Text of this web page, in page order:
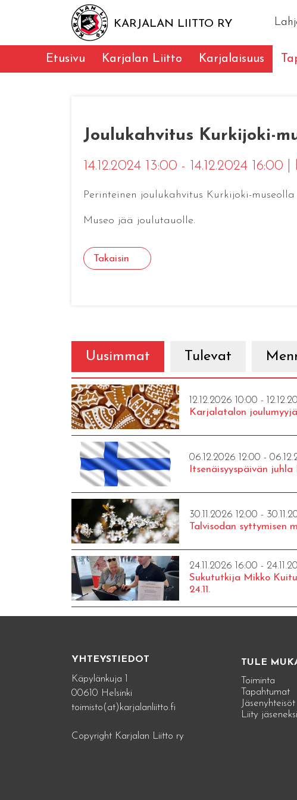
KARJALAN LIITTO RY
Etusivu Karjalan Liitto Karjalaisuus
Joulukahvitus Kurkijoki-
14.12.2024 13:00 - 14.12.2024 16:00
Perinteinen joulukahvitus Kurkijoki-
Museo jää joulutauolle.
Takaisin
Uusimmat Tulevat
12.12.2026 10:00 -
Karjalatalon
06.12.2026 12:00 -
Itsenäisyyspäivän
30.11.2026 12:00 -
Talvisodan syttymisen
24.11.2026 16:00 -
Sukututkija Mikko
24.11.
YHTEYSTIEDOT
Käpylänkuja 1
00610 Helsinki
toimisto(at)karjalanliitto.fi
Copyright Karjalan Liitto ry
TULE
Toiminta
Tapahtumat
Jäsenyhteisöt
Liity jäseneksi